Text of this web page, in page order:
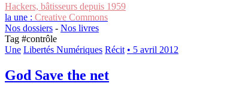
Hackers, bâtisseurs depuis 1959
la une : Creative Commons
Nos dossiers - Nos livres
Tag #contrôle
Une Libertés Numériques Récit • 5 avril 2012
God Save the net